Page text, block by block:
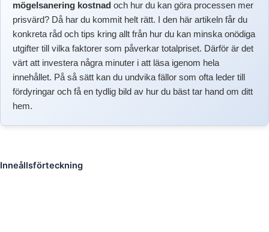
mögelsanering kostnad och hur du kan göra processen mer
prisvärd? Då har du kommit helt rätt. I den här artikeln får du
konkreta råd och tips kring allt från hur du kan minska onödiga
utgifter till vilka faktorer som påverkar totalpriset. Därför är det
värt att investera några minuter i att läsa igenom hela
innehållet. På så sätt kan du undvika fällor som ofta leder till
fördyringar och få en tydlig bild av hur du bäst tar hand om ditt
hem.
Inneållsförteckning